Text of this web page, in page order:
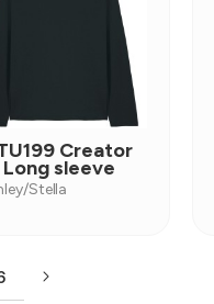
Creator
sleeve
Stella